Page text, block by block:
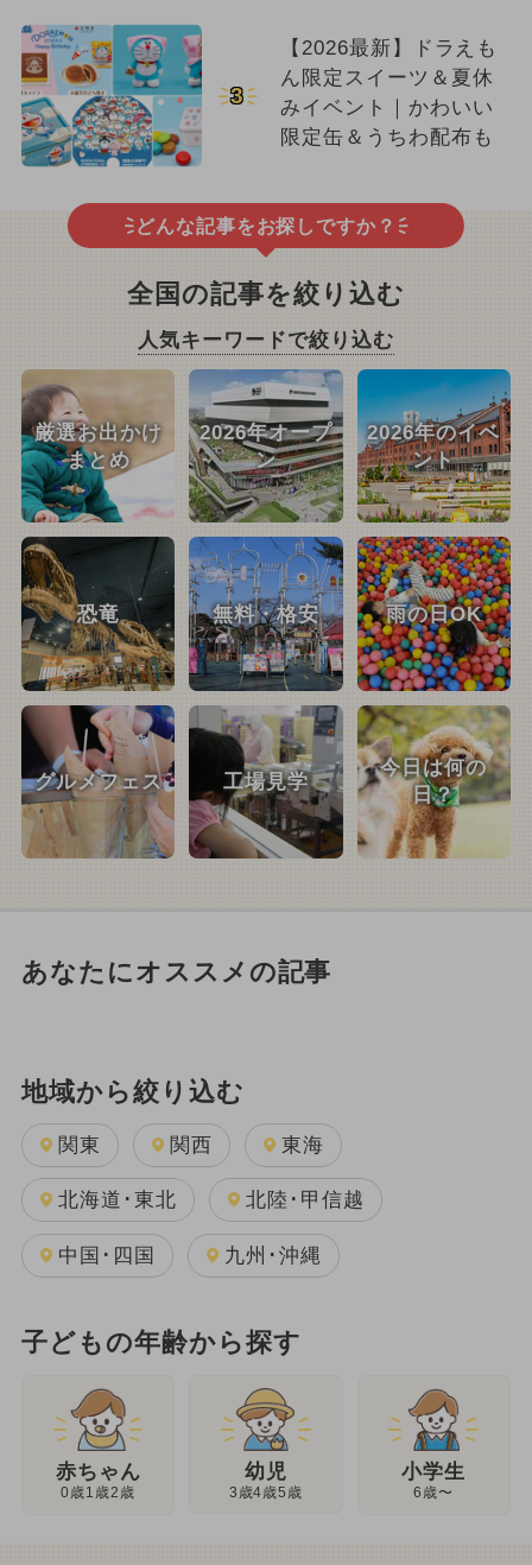
3
【2026最新】ドラえも
ん限定スイーツ＆夏休
みイベント｜かわいい
限定缶＆うちわ配布も
どんな記事をお探しですか？
全国の記事を絞り込む
人気キーワードで絞り込む
厳選お出かけ
まとめ
2026年オープ
ン
2026年のイベ
ント
恐竜 無料・格安 雨の日OK
グルメフェス 工場見学
今日は何の
日？
あなたにオススメの記事
地域から絞り込む
関東 関西 東海
北海道･東北 北陸･甲信越
中国･四国 九州･沖縄
子どもの年齢から探す
赤ちゃん
0歳1歳2歳
幼児
3歳4歳5歳
小学生
6歳〜